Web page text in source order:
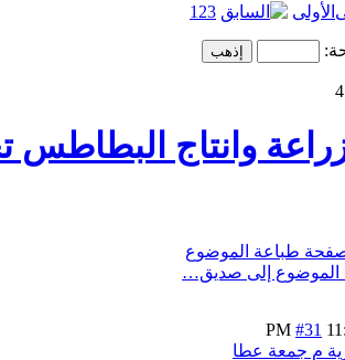
الأولى 1 23
وانتاج
طباعة الموضوع
الموضوع إلى صديق…
#31